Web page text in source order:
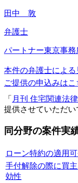
田中 敦
弁護士
パートナー東京事務
本件の弁護士によ
ご提供の申込みはこ
「 月刊 住宅関連法
提供させていただい
同分野の案件実
ローン特約の適用
手付解除の際に買
効性